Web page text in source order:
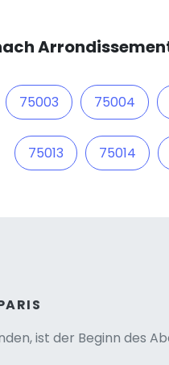
75003 75004
75013 75014
ist der Beginn des